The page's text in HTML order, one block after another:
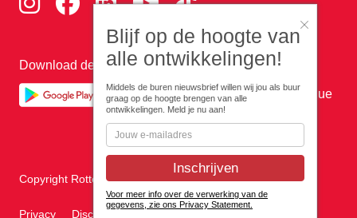
Copyright Rotterdam Airport B.V. 2026
Privacy Disclaimer
Download de RTHA app:
Blijf op de hoogte van
alle ontwikkelingen!
Middels de buren nieuwsbrief willen wij jou als buur
graag op de hoogte brengen van alle
ontwikkelingen. Meld je nu aan!
Voor meer info over de verwerking van de
gegevens, zie ons Privacy Statement.